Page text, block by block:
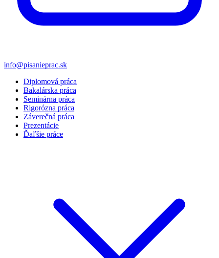
info@pisanieprac.sk
Diplomová práca
Bakalárska práca
Seminárna práca
Rigorózna práca
Záverečná práca
Prezentácie
Ďaľšie práce